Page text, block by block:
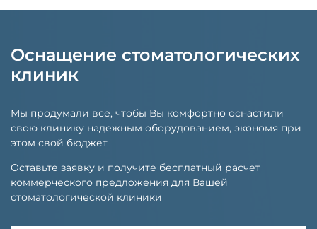
Оснащение стоматологических
клиник
Мы продумали все, чтобы Вы комфортно оснастили
свою клинику надежным оборудованием, экономя при
этом свой бюджет
Оставьте заявку и получите бесплатный расчет
коммерческого предложения для Вашей
стоматологической клиники